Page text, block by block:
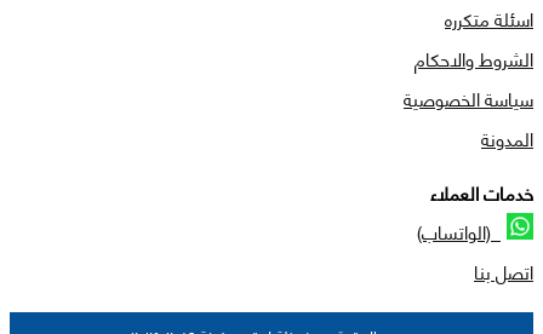
اسئلة متكرره
الشروط والاحكام
سياسة الخصوصية
المدونة
خدمات العملاء
(الواتساب)
اتصل بنا